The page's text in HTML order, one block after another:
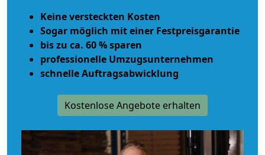
Keine versteckten Kosten
Sogar möglich mit einer Festpreisgarantie
bis zu ca. 60 % sparen
professionelle Umzugsunternehmen
schnelle Auftragsabwicklung
Kostenlose Angebote erhalten